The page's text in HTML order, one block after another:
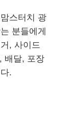
스터치 광
분들에게
, 사이드
배달, 포장
.